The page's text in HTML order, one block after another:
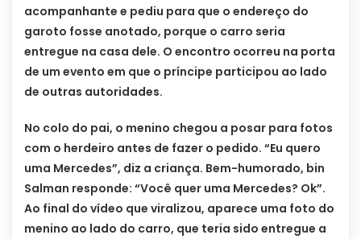
acompanhante e pediu para que o endereço do
garoto fosse anotado, porque o carro seria
entregue na casa dele. O encontro ocorreu na porta
de um evento em que o príncipe participou ao lado
de outras autoridades.
No colo do pai, o menino chegou a posar para fotos
com o herdeiro antes de fazer o pedido. “Eu quero
uma Mercedes”, diz a criança. Bem-humorado, bin
Salman responde: “Você quer uma Mercedes? Ok”.
Ao final do vídeo que viralizou, aparece uma foto do
menino ao lado do carro, que teria sido entregue a